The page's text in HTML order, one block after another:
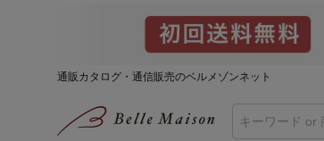
通販カタログ・通信販売のベルメゾンネット